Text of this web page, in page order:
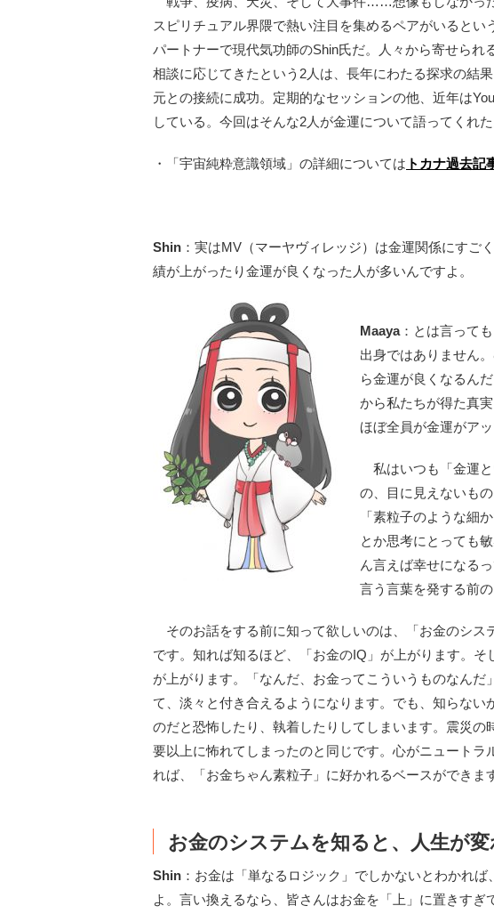
スピリチュアル界隈で熱い注目を集めるペアがいると
パートナーで現代気功師のShin氏だ。人々から寄せられ
相談に応じてきたという2人は、長年にわたる探求の結
元との接続に成功。定期的なセッションの他、近年は
している。今回はそんな2人が金運について語ってくれた
・「宇宙純粋意識領域」の詳細については トカナ過去記
Shin ：実はMV（マーヤヴィレッジ）は金運関係にすご
績が上がったり金運が良くなった人が多いんですよ。
Maaya：とは言って
出身ではありません
ら金運が良くなるん
から私たちが得た真
ほぼ全員が金運がア
私はいつも「金運と
の、目に見えないも
「素粒子のような細
とか思考にとっても
ん言えば幸せになる
言う言葉を発する前
そのお話をする前に知って欲しいのは、「お金のシス
です。知れば知るほど、「お金のIQ」が上がります。そ
が上がります。「なんだ、お金ってこういうものなんだ
て、淡々と付き合えるようになります。でも、知らない
のだと恐怖したり、執着したりしてしまいます。震災
要以上に怖れてしまったのと同じです。心がニュート
れば、「お金ちゃん素粒子」に好かれるベースができま
お金のシステムを知ると、人生が
Shin ：お金は「単なるロジック」でしかないとわかれ
よ。言い換えるなら、皆さんはお金を「上」に置きす